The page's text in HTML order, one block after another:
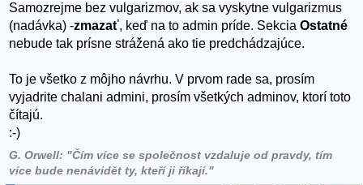
Samozrejme bez vulgarizmov, ak sa vyskytne vulgarizmus
(nadávka) -zmazať, keď na to admin príde. SekciaOstatné
nebude tak prísne strážená ako tie predchádzajúce.
To je všetko z môjho návrhu. V prvom rade sa, prosím
vyjadrite chalani admini, prosím všetkých adminov, ktorí toto
čítajú.
:-)
G. Orwell: "Čím více se společnost vzdaluje od pravdy, tím
více bude nenávidět ty, kteří ji říkají."